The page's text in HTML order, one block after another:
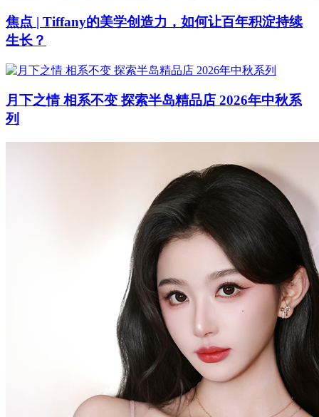
焦点 | Tiffany的美学创造力，如何让百年积淀持续
生长？
月下之情 相系不变 探索半岛精品店 2026年中秋系
列